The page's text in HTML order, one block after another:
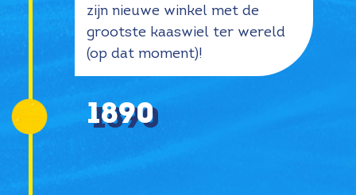
zijn nieuwe winkel met de
grootste kaaswiel ter wereld
(op dat moment)!
1890